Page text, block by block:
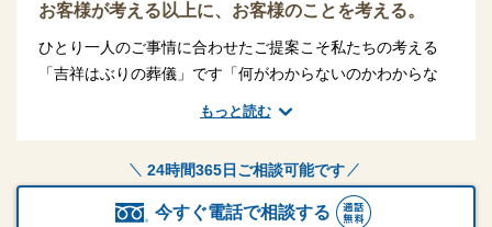
お客様が考える以上に、お客様のことを考える。
もっと読む
ひとり一人のご事情に合わせたご提案こそ私たちの考える
「吉祥はぶりの葬儀」です「何がわからないのかわからな
い」のがお葬式。葬儀社の一方的な説明と提案だけでは、納
を伺い、しっかりと受け止めお応えすることこそ葬儀社の勤
めだと考えています。
24時間365日ご相談可能です
今すぐ電話で相談する